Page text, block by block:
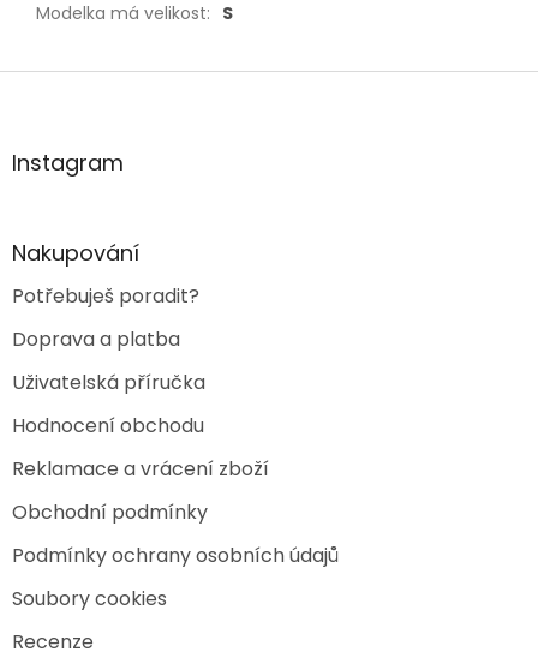
Modelka má velikost: S
Z
aInstagram
Nakupování
Potřebuješ poradit?
Doprava a platba
Uživatelská příručka
Hodnocení obchodu
Reklamace a vrácení zboží
Obchodní podmínky
Podmínky ochrany osobních údajů
Soubory cookies
Recenze